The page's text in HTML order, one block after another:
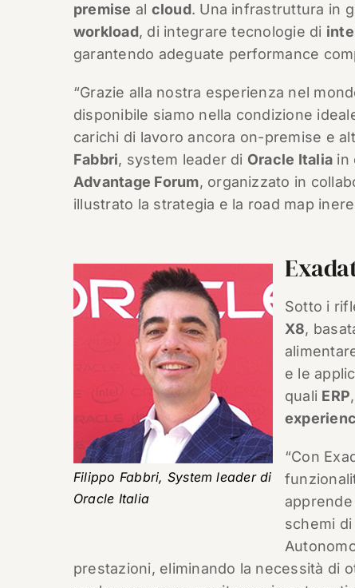
premise al cloud. Una infrastruttura in
workload, di integrare tecnologie di
garantendo adeguate performance
“Grazie alla nostra esperienza nel
disponibile siamo nella condizione
carichi di lavoro ancora on-premise e
Fabbri, system leader di Oracle Italia in
Advantage Forum, organizzato in
illustrato la strategia e la road map
Filippo Fabbri, System leader di
Oracle Italia
Sotto i
X8,
e le
quali ERP
“Con
schemi
prestazioni, eliminando la necessità di